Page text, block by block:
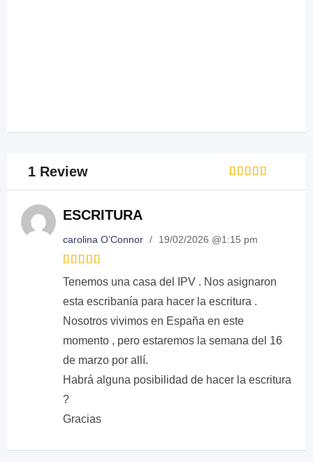
1 Review
Rated5
1
ESCRITURA
carolina O’Connor / 19/02/2026 @1:15 pm
Rated
out of 5
Tenemos una casa del IPV . Nos asignaron
esta escribanía para hacer la escritura .
Nosotros vivimos en España en este
momento , pero estaremos la semana del 16
de marzo por allí.
Habrá alguna posibilidad de hacer la escritura
?
Gracias